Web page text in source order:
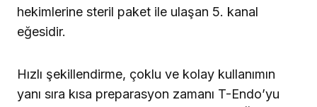
hekimlerine steril paket ile ulaşan 5. kanal
eğesidir.
Hızlı şekillendirme, çoklu ve kolay kullanımın
yanı sıra kısa preparasyon zamanı T-Endo’yu